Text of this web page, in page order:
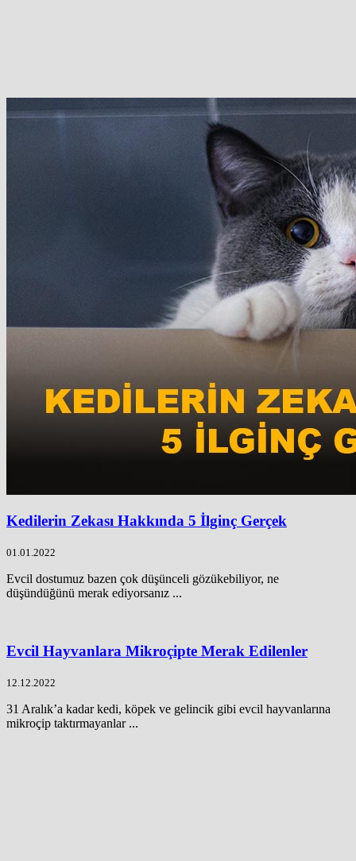
Kedilerin Zekası Hakkında 5 İlginç Gerçek
01.01.2022
Evcil dostumuz bazen çok düşünceli gözükebiliyor, ne
düşündüğünü merak ediyorsanız ...
Evcil Hayvanlara Mikroçipte Merak Edilenler
12.12.2022
31 Aralık’a kadar kedi, köpek ve gelincik gibi evcil hayvanlarına
mikroçip taktırmayanlar ...